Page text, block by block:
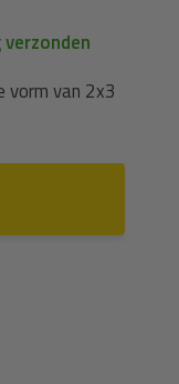
vorm van 2x3